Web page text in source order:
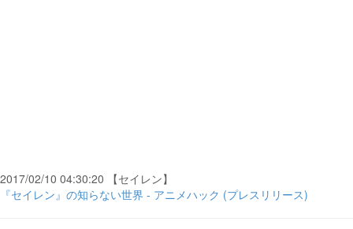
2017/02/10 04:30:20 【セイレン】
『セイレン』の知らない世界 - アニメハック (プレスリリース)